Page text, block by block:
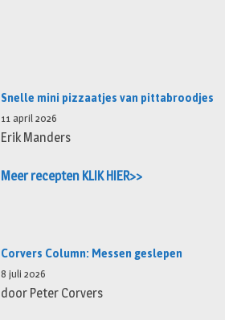
Snelle mini pizzaatjes van pittabroodjes
11 april 2026
Erik Manders
Meer recepten KLIK HIER>>
Corvers Column: Messen geslepen
8 juli 2026
door Peter Corvers